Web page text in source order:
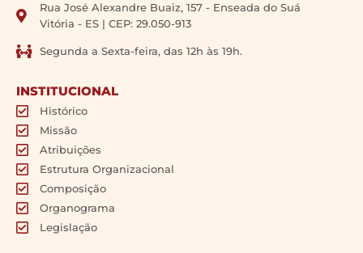
Rua José Alexandre Buaiz, 157 - Enseada do Suá
Vitória - ES | CEP: 29.050-913
Segunda a Sexta-feira, das 12h às 19h.
INSTITUCIONAL
Histórico
Missão
Atribuições
Estrutura Organizacional
Composição
Organograma
Legislação